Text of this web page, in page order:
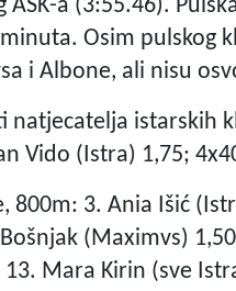
ASK-a (3:55.46).
Osim pulskog
i Albone, ali nisu
natjecatelja istarskih
Vido (Istra) 1,75;
800m: 3. Ania Išić
(Maximvs)
13. Mara Kirin (sve